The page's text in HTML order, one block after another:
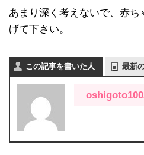
あまり深く考えないで、赤
げて下さい。
この記事を書いた人 最新